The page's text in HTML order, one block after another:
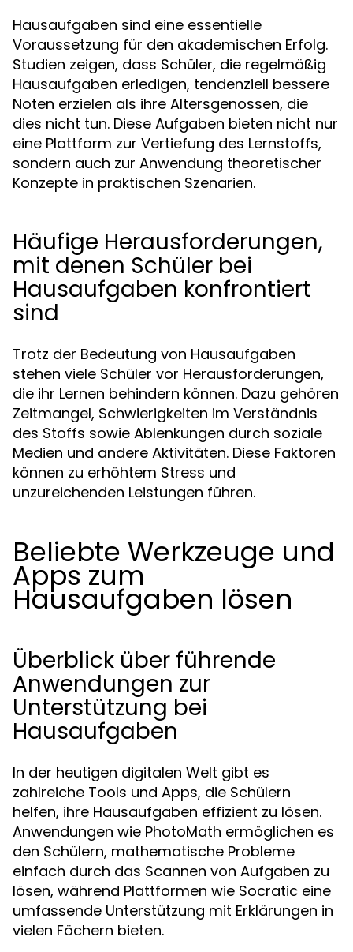
Hausaufgaben sind eine essentielle
Voraussetzung für den akademischen Erfolg.
Studien zeigen, dass Schüler, die regelmäßig
Hausaufgaben erledigen, tendenziell bessere
Noten erzielen als ihre Altersgenossen, die
dies nicht tun. Diese Aufgaben bieten nicht nur
eine Plattform zur Vertiefung des Lernstoffs,
sondern auch zur Anwendung theoretischer
Konzepte in praktischen Szenarien.
Häufige Herausforderungen,
mit denen Schüler bei
Hausaufgaben konfrontiert
sind
Trotz der Bedeutung von Hausaufgaben
stehen viele Schüler vor Herausforderungen,
die ihr Lernen behindern können. Dazu gehören
Zeitmangel, Schwierigkeiten im Verständnis
des Stoffs sowie Ablenkungen durch soziale
Medien und andere Aktivitäten. Diese Faktoren
können zu erhöhtem Stress und
unzureichenden Leistungen führen.
Beliebte Werkzeuge und
Apps zum
Hausaufgaben lösen
Überblick über führende
Anwendungen zur
Unterstützung bei
Hausaufgaben
In der heutigen digitalen Welt gibt es
zahlreiche Tools und Apps, die Schülern
helfen, ihre Hausaufgaben effizient zu lösen.
Anwendungen wie PhotoMath ermöglichen es
den Schülern, mathematische Probleme
einfach durch das Scannen von Aufgaben zu
lösen, während Plattformen wie Socratic eine
umfassende Unterstützung mit Erklärungen in
vielen Fächern bieten.